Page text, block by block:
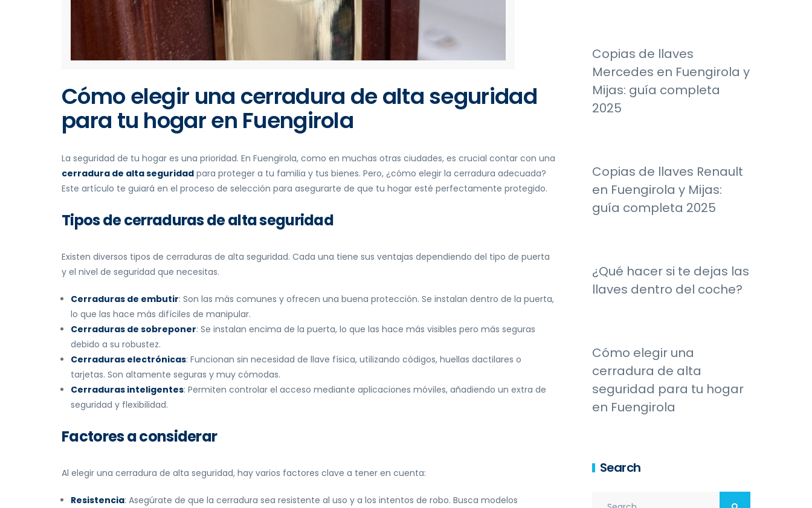
Cómo elegir una cerradura de alta seguridad
para tu hogar en Fuengirola
La seguridad de tu hogar es una prioridad. En Fuengirola, como en muchas otras ciudades, es crucial contar con una
cerradura de alta seguridad para proteger a tu familia y tus bienes. Pero, ¿cómo elegir la cerradura adecuada?
Este artículo te guiará en el proceso de selección para asegurarte de que tu hogar esté perfectamente protegido.
Tipos de cerraduras de alta seguridad
Existen diversos tipos de cerraduras de alta seguridad. Cada una tiene sus ventajas dependiendo del tipo de puerta
y el nivel de seguridad que necesitas.
Cerraduras de embutir: Son las más comunes y ofrecen una buena protección. Se instalan dentro de la puerta,
lo que las hace más difíciles de manipular.
Cerraduras de sobreponer: Se instalan encima de la puerta, lo que las hace más visibles pero más seguras
debido a su robustez.
Cerraduras electrónicas: Funcionan sin necesidad de llave física, utilizando códigos, huellas dactilares o
tarjetas. Son altamente seguras y muy cómodas.
Cerraduras inteligentes: Permiten controlar el acceso mediante aplicaciones móviles, añadiendo un extra de
seguridad y flexibilidad.
Factores a considerar
Al elegir una cerradura de alta seguridad, hay varios factores clave a tener en cuenta:
Resistencia: Asegúrate de que la cerradura sea resistente al uso y a los intentos de robo. Busca modelos
Copias de llaves
Mercedes en Fuengirola y
Mijas: guía completa
2025
Copias de llaves Renault
en Fuengirola y Mijas:
guía completa 2025
¿Qué hacer si te dejas las
llaves dentro del coche?
Cómo elegir una
cerradura de alta
seguridad para tu hogar
en Fuengirola
Search